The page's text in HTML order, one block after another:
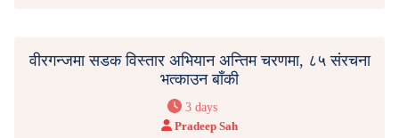
वीरगन्जमा सडक विस्तार अभियान अन्तिम चरणमा, ८५ संरचना
भत्काउन बाँकी
3 days
Pradeep Sah